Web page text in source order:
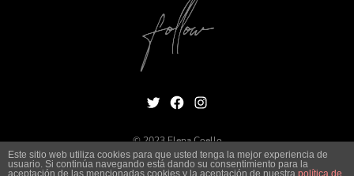
Twitter Facebook Instagram
© 2023 Elena Coello
Este sitio web utiliza cookies para que usted tenga la mejor experiencia de
usuario. Si continúa navegando está dando su consentimiento para la
aceptación de las mencionadas cookies y la aceptación de nuestra política de